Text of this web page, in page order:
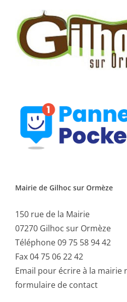
Mairie de Gilhoc sur Ormèze
150 rue de la Mairie
07270 Gilhoc sur Ormèze
Téléphone 09 75 58 94 42
Fax 04 75 06 22 42
Email pour écrire à la mairie
formulaire de contact